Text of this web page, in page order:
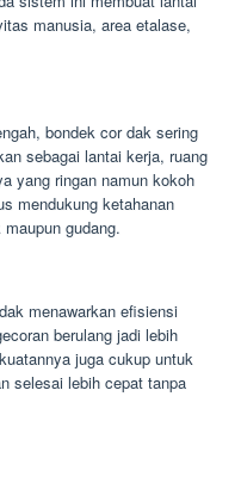
manusia, area etalase,
bondek cor dak sering
sebagai lantai kerja, ruang
yang ringan namun kokoh
mendukung ketahanan
gudang.
menawarkan efisiensi
berulang jadi lebih
juga cukup untuk
selesai lebih cepat tanpa